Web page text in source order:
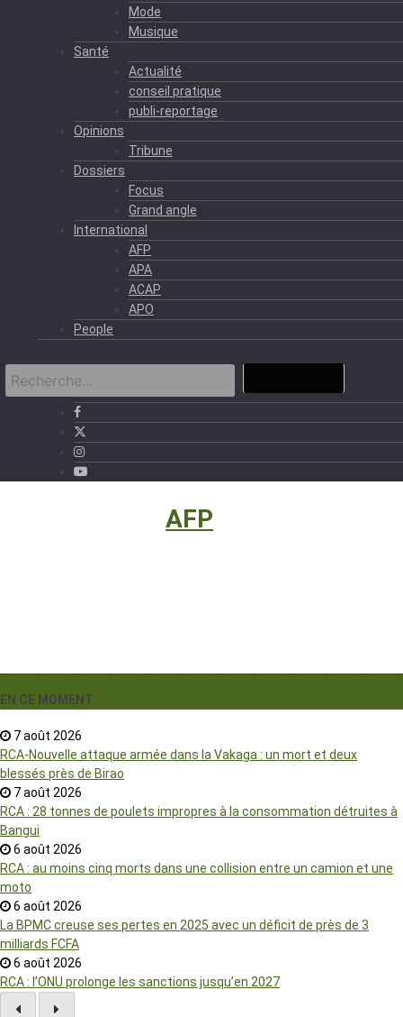
Mode
Musique
Santé
Actualité
conseil pratique
publi-reportage
Opinions
Tribune
Dossiers
Focus
Grand angle
International
AFP
APA
ACAP
APO
People
AFP
EN CE MOMENT
7 août 2026
RCA-Nouvelle attaque armée dans la Vakaga : un mort et deux
blessés près de Birao
7 août 2026
RCA : 28 tonnes de poulets impropres à la consommation détruites à
Bangui
6 août 2026
RCA : au moins cinq morts dans une collision entre un camion et une
moto
6 août 2026
La BPMC creuse ses pertes en 2025 avec un déficit de près de 3
milliards FCFA
6 août 2026
RCA : l’ONU prolonge les sanctions jusqu’en 2027